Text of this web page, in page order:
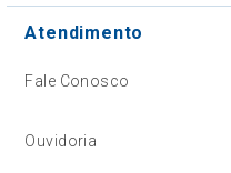
Atendimento
Fale Conosco
Ouvidoria